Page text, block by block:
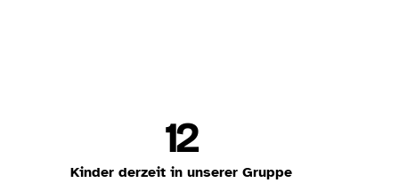
12
Kinder derzeit in unserer Gruppe